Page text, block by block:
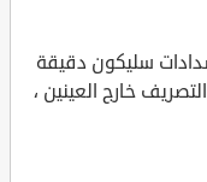
سليكون دقيقة
خارج العينين ،